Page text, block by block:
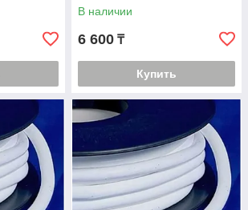
В наличии
6 600 ₸
Купить